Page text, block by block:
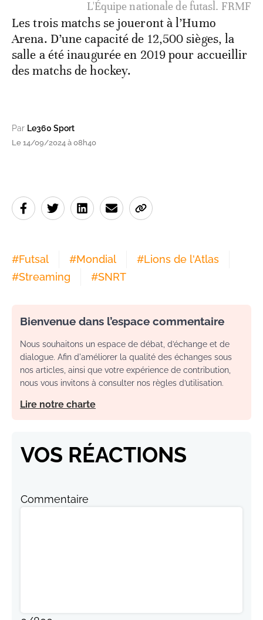
L'Équipe nationale de futasl. FRMF
Les trois matchs se joueront à l’Humo
Arena. D’une capacité de 12,500 sièges, la
salle a été inaugurée en 2019 pour accueillir
des matchs de hockey.
Par Le360 Sport
Le 14/09/2024 à 08h40
#Futsal #Mondial #Lions de l'Atlas
#Streaming #SNRT
Bienvenue dans l’espace commentaire
Nous souhaitons un espace de débat, d’échange et de
dialogue. Afin d'améliorer la qualité des échanges sous
nos articles, ainsi que votre expérience de contribution,
nous vous invitons à consulter nos règles d’utilisation.
Lire notre charte
VOS RÉACTIONS
Commentaire